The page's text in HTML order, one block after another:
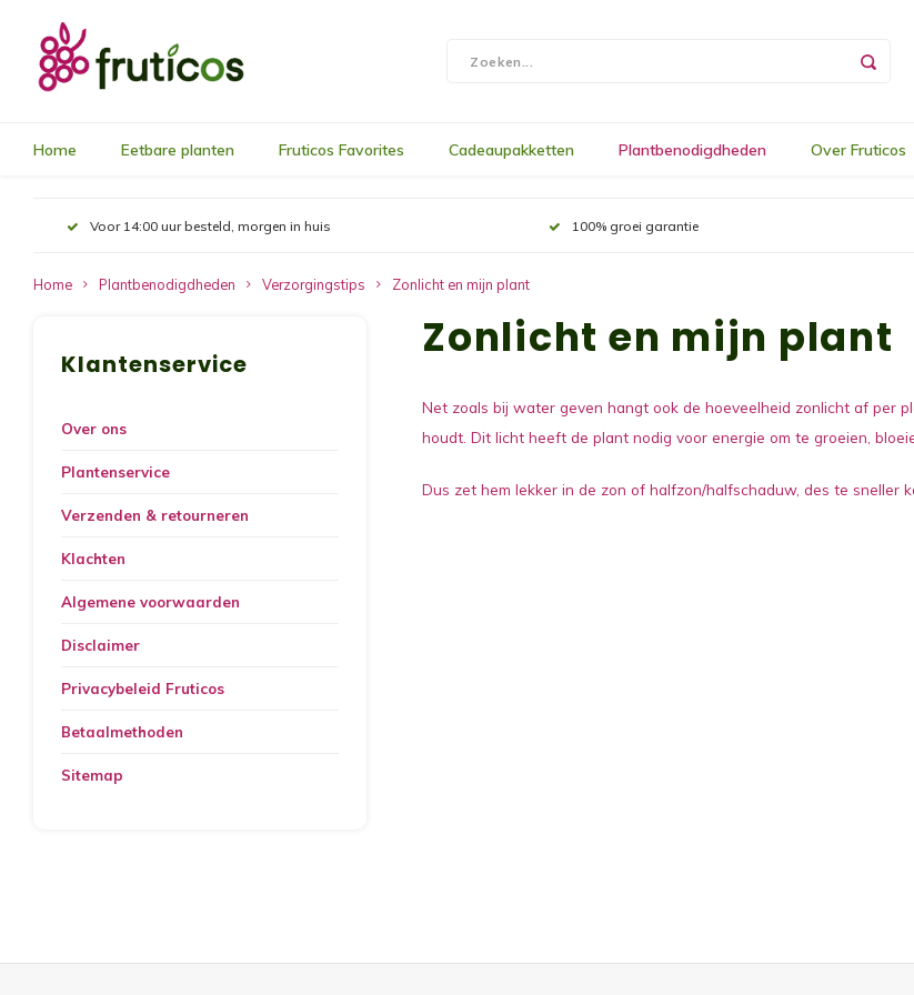
Home Eetbare planten Fruticos Favorites Cadeaupakketten Plantbenodigdheden Over Fruticos
Voor 14:00 uur besteld, morgen in huis 100% groei garantie
Home Plantbenodigdheden Verzorgingstips Zonlicht en mijn plant
Klantenservice
Over ons
Plantenservice
Verzenden & retourneren
Klachten
Algemene voorwaarden
Disclaimer
Privacybeleid Fruticos
Betaalmethoden
Sitemap
Zonlicht en mijn plant
Net zoals bij water geven hangt ook de hoeveelheid zonlicht af per
houdt. Dit licht heeft de plant nodig voor energie om te groeien,
Dus zet hem lekker in de zon of halfzon/halfschaduw, des te sneller